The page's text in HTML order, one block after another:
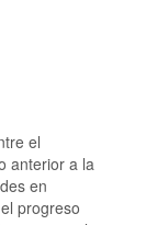
el
anterior a la
en
progreso